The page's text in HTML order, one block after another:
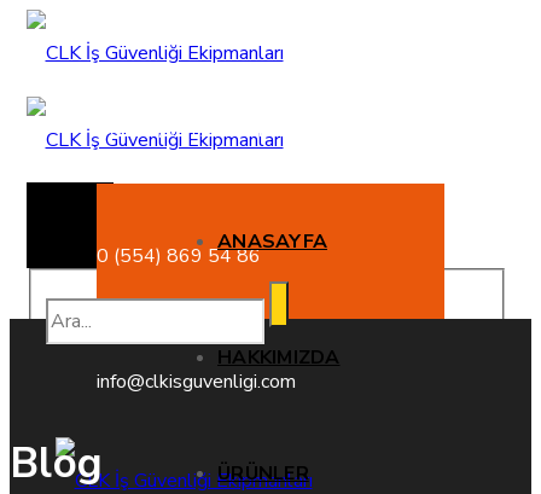
Pendik / İSTANBUL
0 (554) 869 54 86
info@clkisguvenligi.com
ANASAYFA
HAKKIMIZDA
ÜRÜNLER
Blog